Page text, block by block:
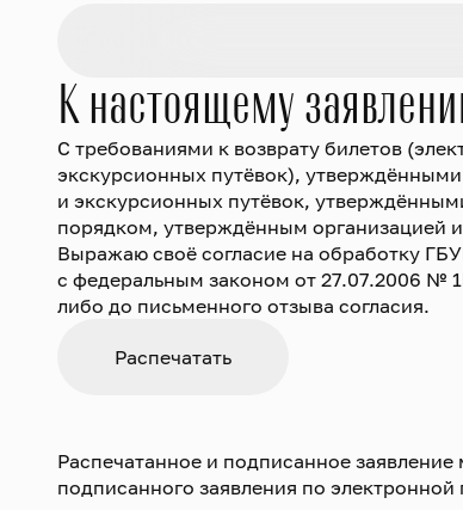
К настоящему
С требованиями к возврату билетов
экскурсионных путёвок),
и экскурсионных путёвок,
порядком, утверждённым организацией
Выражаю своё согласие на обработку
с федеральным законом от 27.07.2006 №
либо до письменного отзыва согласия.
Распечатанное и подписанное
подписанного заявления по электронной